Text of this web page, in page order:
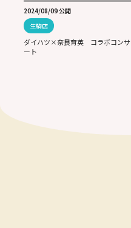
2024/08/09 公開
生駒店
ダイハツ×奈良育英 コラボコンサ
ート